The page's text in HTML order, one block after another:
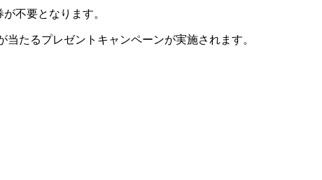
不要となります。
たるプレゼントキャンペーンが実施されます。